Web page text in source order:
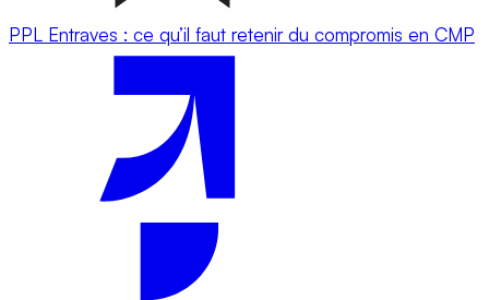
PPL Entraves : ce qu’il faut retenir du compromis en CMP